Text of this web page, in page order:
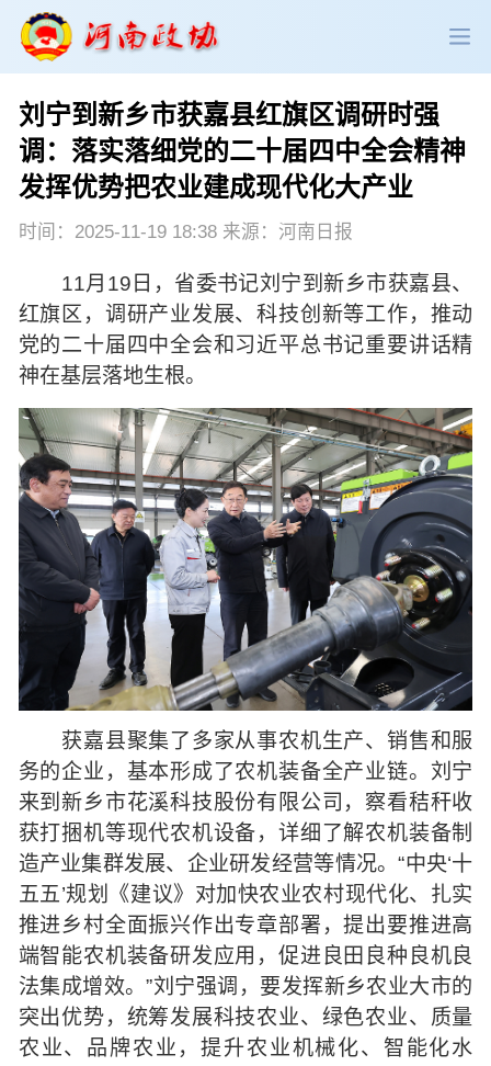
政协领导 政协新闻 政协机构
政协党建 政协工作 会议活动
党派团体 市县政协 专题荟萃
刘宁到新乡市获嘉县红旗区调研时强
调：落实落细党的二十届四中全会精神
发挥优势把农业建成现代化大产业
时间：2025-11-19 18:38 来源：河南日报
11月19日，省委书记刘宁到新乡市获嘉县、
红旗区，调研产业发展、科技创新等工作，推动
党的二十届四中全会和习近平总书记重要讲话精
神在基层落地生根。
获嘉县聚集了多家从事农机生产、销售和服
务的企业，基本形成了农机装备全产业链。刘宁
来到新乡市花溪科技股份有限公司，察看秸秆收
获打捆机等现代农机设备，详细了解农机装备制
造产业集群发展、企业研发经营等情况。“中央‘十
五五’规划《建议》对加快农业农村现代化、扎实
推进乡村全面振兴作出专章部署，提出要推进高
端智能农机装备研发应用，促进良田良种良机良
法集成增效。”刘宁强调，要发挥新乡农业大市的
突出优势，统筹发展科技农业、绿色农业、质量
农业、品牌农业，提升农业机械化、智能化水